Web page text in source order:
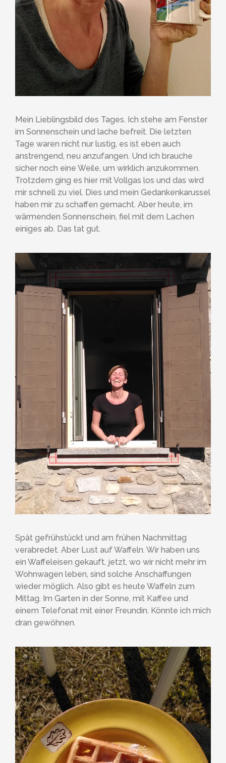
Mein Lieblingsbild des Tages. Ich stehe am Fenster
im Sonnenschein und lache befreit. Die letzten
Tage waren nicht nur lustig, es ist eben auch
anstrengend, neu anzufangen. Und ich brauche
sicher noch eine Weile, um wirklich anzukommen.
Trotzdem ging es hier mit Vollgas los und das wird
mir schnell zu viel. Dies und mein Gedankenkarussel
haben mir zu schaffen gemacht. Aber heute, im
wärmenden Sonnenschein, fiel mit dem Lachen
einiges ab. Das tat gut.
Spät gefrühstückt und am frühen Nachmittag
verabredet. Aber Lust auf Waffeln. Wir haben uns
ein Waffeleisen gekauft, jetzt, wo wir nicht mehr im
Wohnwagen leben, sind solche Anschaffungen
wieder möglich. Also gibt es heute Waffeln zum
Mittag. Im Garten in der Sonne, mit Kaffee und
einem Telefonat mit einer Freundin. Könnte ich mich
dran gewöhnen.